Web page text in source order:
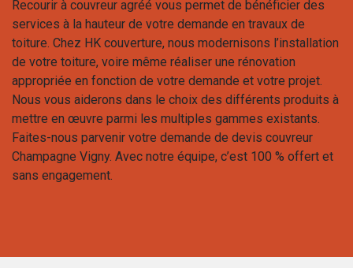
Recourir à couvreur agréé vous permet de bénéficier des
services à la hauteur de votre demande en travaux de
toiture. Chez HK couverture, nous modernisons l’installation
de votre toiture, voire même réaliser une rénovation
appropriée en fonction de votre demande et votre projet.
Nous vous aiderons dans le choix des différents produits à
mettre en œuvre parmi les multiples gammes existants.
Faites-nous parvenir votre demande de devis couvreur
Champagne Vigny. Avec notre équipe, c’est 100 % offert et
sans engagement.